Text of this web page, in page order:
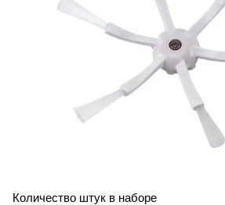
Количество штук в наборе